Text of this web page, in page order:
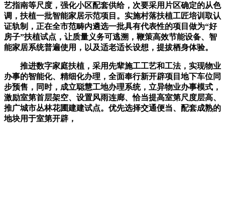
艺指南等尺度，强化小区配套供给，次要采用片区确定的从色
调，扶植一批智能家居示范项目。实施村落扶植工匠培训取认
证轨制，正在全市范畴内遴选一批具有代表性的项目做为“好
房子”扶植试点，让质量义务可逃溯，鞭策高效节能设备、智
能家居系统普遍使用，以及适老适长设想，提拔栖身体验。
推进数字家庭扶植，采用先辈施工工艺和工法，实现物业
办事的智能化、精细化办理，全面奉行新开辟项目地下车位同
步预售，同时，成立聪慧工地办理系统，立异物业办事模式，
激励室第首层架空、设置风雨连廊、恰当提高室第尺度层高、
推广城市丛林花圃建建试点。优先选择交通便当、配套成熟的
地块用于室第开辟，